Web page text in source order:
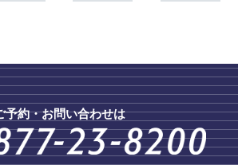
予約・お問い合わせは